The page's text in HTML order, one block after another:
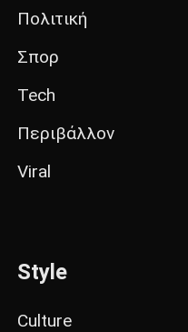
Πολιτική
Σπορ
Tech
Περιβάλλον
Viral
Style
Culture